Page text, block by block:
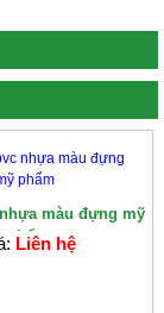
màu đựng mỹ
phẩm
Liên hệ